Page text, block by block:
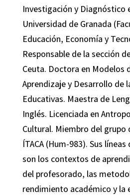
Investigación y Diagnóstico
Universidad de Granada
Educación, Economía y
Responsable de la sección
Ceuta. Doctora en Modelos
Aprendizaje y Desarrollo de
Educativas. Maestra de
Inglés. Licenciada en
Cultural. Miembro del grupo
ÍTACA (Hum-983). Sus
son los contextos de
del profesorado, las
rendimiento académico y la